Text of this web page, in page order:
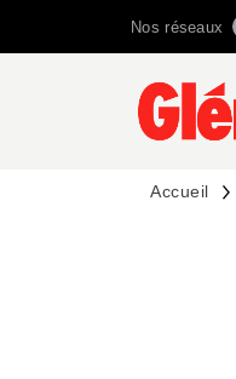
Nos réseaux
Accueil